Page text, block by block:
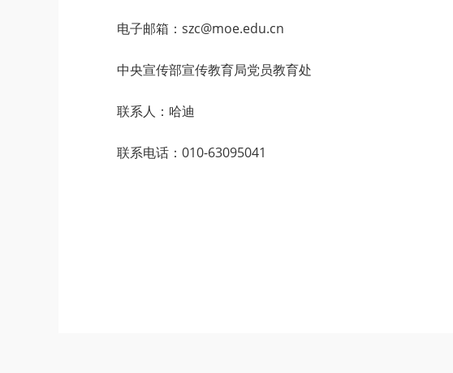
电子邮箱：szc@moe.edu.cn
中央宣传部宣传教育局党员教育处
联系人：哈迪
联系电话：010-63095041